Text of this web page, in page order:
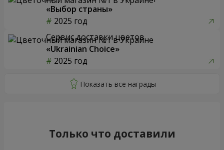
«Выбор страны»
2025 год
Сервис доставки цветов
«Ukrainian Choice»
2025 год
Только что доставили